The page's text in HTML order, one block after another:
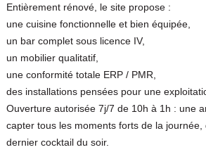
Entièrement rénové, le site propose :
une cuisine fonctionnelle et bien équipée,
un bar complet sous licence IV,
un mobilier qualitatif,
une conformité totale ERP / PMR,
des installations pensées pour une
Ouverture autorisée 7j/7 de 10h à 1h : une
capter tous les moments forts de la journée,
dernier cocktail du soir.